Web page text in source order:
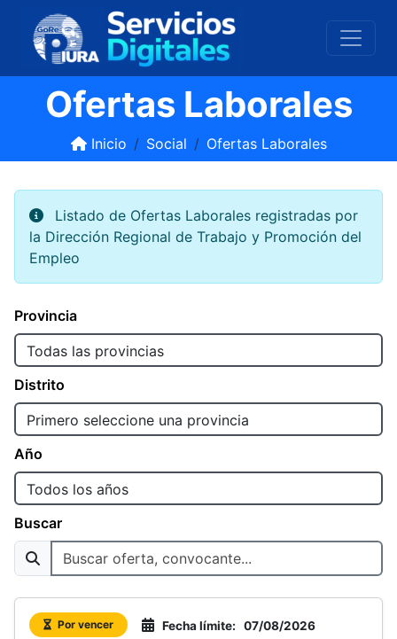
Ofertas Laborales
Inicio Social Ofertas Laborales
Listado de Ofertas Laborales registradas por
la Dirección Regional de Trabajo y Promoción del
Empleo
Provincia
Distrito
Año
Buscar
Por vencer Fecha límite: 07/08/2026